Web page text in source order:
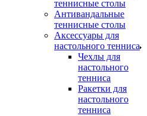
теннисные столы
Антивандальные
теннисные столы
Аксессуары для
настольного тенниса
Чехлы для
настольного
тенниса
Ракетки для
настольного
тенниса